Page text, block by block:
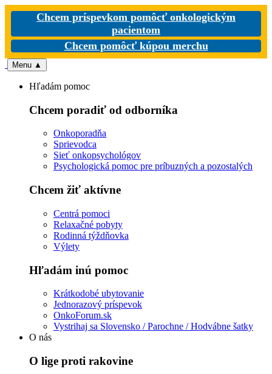
Chcem príspevkom pomôcť onkologickým
pacientom
Chcem pomôcť kúpou merchu
Menu ▲
Hľadám pomoc
Chcem poradiť od odborníka
Onkoporadňa
Sprievodca
Sieť onkopsychológov
Psychologická pomoc pre príbuzných a pozostalých
Chcem žiť aktívne
Centrá pomoci
Relaxačné pobyty
Rodinná týždňovka
Výlety
Hľadám inú pomoc
Krátkodobé ubytovanie
Jednorazový príspevok
OnkoForum.sk
Vystrihaj sa Slovensko / Parochne / Hodvábne šatky
O nás
O lige proti rakovine